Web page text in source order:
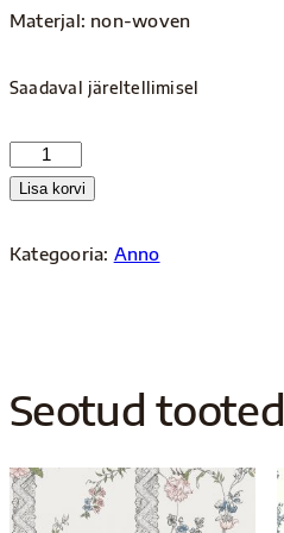
Materjal: non-woven
Saadaval järeltellimisel
Anno
4515
Lisa korvi
Kategooria: Anno
Seotud tooted